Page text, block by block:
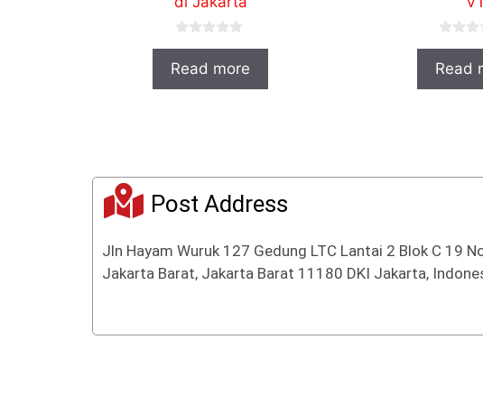
u
Read more
u
Read
Post Address
Jln Hayam Wuruk 127 Gedung LTC Lantai 2 Blok C 19
Jakarta Barat, Jakarta Barat 11180 DKI Jakarta,